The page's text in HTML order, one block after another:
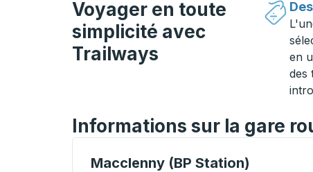
Voyager en toute
simplicité avec
Trailways
en
des
Informations sur la gare
Macclenny (BP Station)
Curbside Stop, utilisez les touches